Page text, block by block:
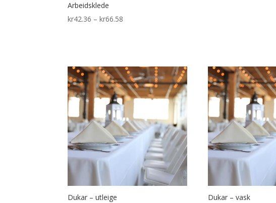
Arbeidsklede
kr42.36 – kr66.58
kr66.58
Dukar – utleige
Dukar – vask